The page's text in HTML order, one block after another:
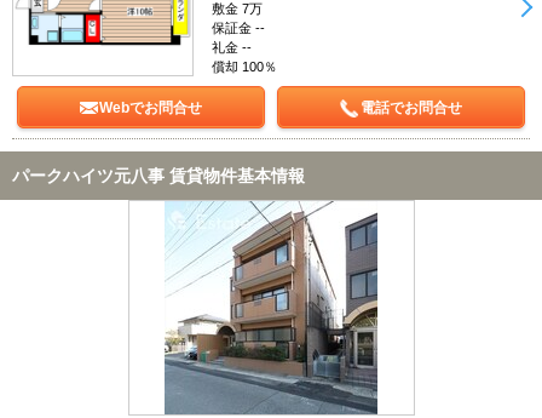
敷金 7万
保証金 --
礼金 --
償却 100％
Webでお問合せ 電話でお問合せ
パークハイツ元八事 賃貸物件基本情報